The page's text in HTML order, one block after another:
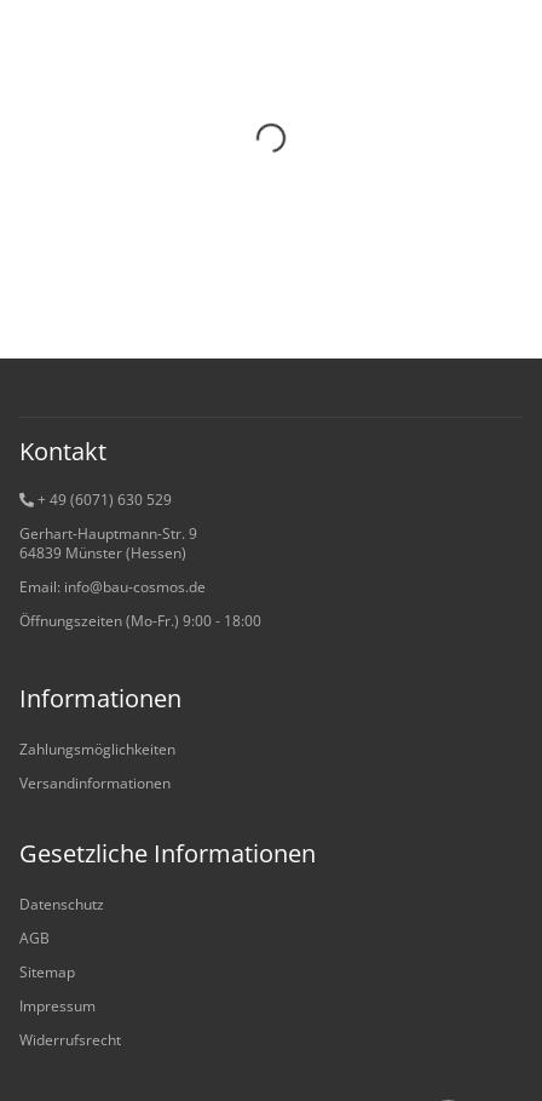
Kontakt
+ 49 (6071) 630 529
Gerhart-Hauptmann-Str. 9
64839 Münster (Hessen)
Email: info@bau-cosmos.de
Öffnungszeiten (Mo-Fr.) 9:00 - 18:00
Informationen
Zahlungsmöglichkeiten
Versandinformationen
Gesetzliche Informationen
Datenschutz
AGB
Sitemap
Impressum
Widerrufsrecht